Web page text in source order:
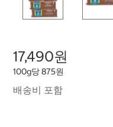
17,490원
100g당 875원
배송비 포함